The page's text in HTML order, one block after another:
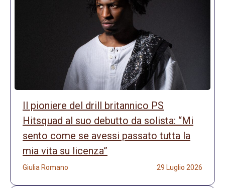
Il pioniere del drill britannico PS
Hitsquad al suo debutto da solista: “Mi
sento come se avessi passato tutta la
mia vita su licenza”
Giulia Romano 29 Luglio 2026